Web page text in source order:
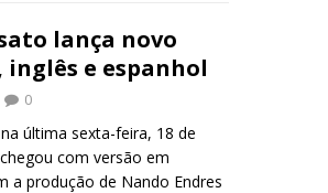
e
dI
n
e
lança novo
e espanhol
0
última sexta-feira, 18 de
com versão em
a produção de Nando Endres